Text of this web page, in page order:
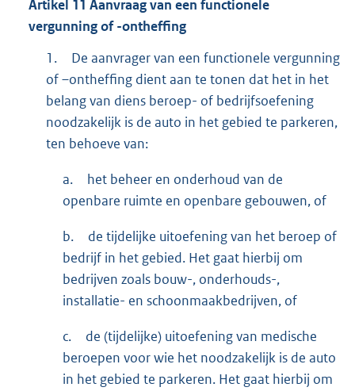
Artikel 11 Aanvraag van een functionele
vergunning of -ontheffing
1.
De aanvrager van een functionele vergunning
of –ontheffing dient aan te tonen dat het in het
belang van diens beroep- of bedrijfsoefening
noodzakelijk is de auto in het gebied te parkeren,
ten behoeve van:
a.
het beheer en onderhoud van de
openbare ruimte en openbare gebouwen, of
b.
de tijdelijke uitoefening van het beroep of
bedrijf in het gebied. Het gaat hierbij om
bedrijven zoals bouw-, onderhouds-,
installatie- en schoonmaakbedrijven, of
c.
de (tijdelijke) uitoefening van medische
beroepen voor wie het noodzakelijk is de auto
in het gebied te parkeren. Het gaat hierbij om